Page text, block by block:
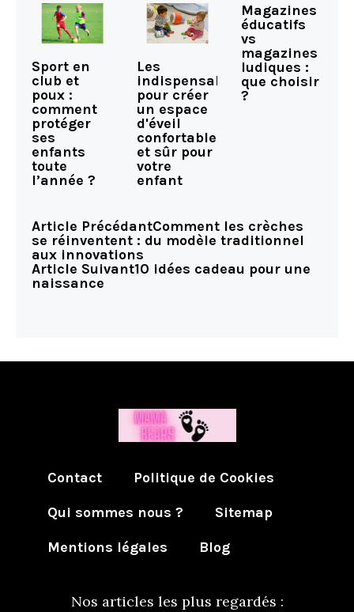
Sport en
club et
poux :
comment
protéger
ses
enfants
toute
l’année ?
Les
indispensables
pour créer
un espace
d'éveil
confortable
et sûr pour
votre
enfant
Magazines
éducatifs
vs
magazines
ludiques :
que choisir
?
Article PrécédantComment les crèches
se réinventent : du modèle traditionnel
aux innovations
Article Suivant10 idées cadeau pour une
naissance
Contact
Politique de Cookies
Qui sommes nous ?
Sitemap
Mentions légales
Blog
Nos articles les plus regardés :